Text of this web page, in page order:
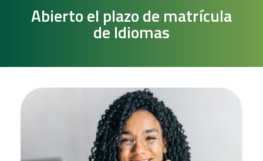
Abierto el plazo de matrícula
de Idiomas